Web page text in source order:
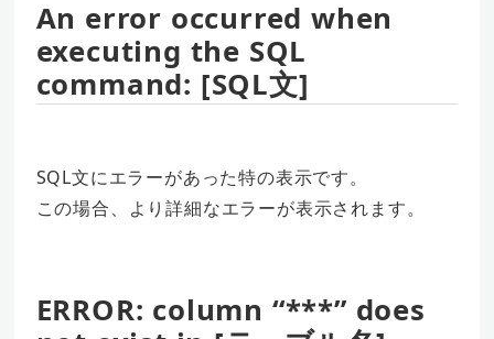
An error occurred when
executing the SQL
command: [SQL文]
SQL文にエラーがあった特の表示です。
この場合、より詳細なエラーが表示されます。
ERROR: column “***” does